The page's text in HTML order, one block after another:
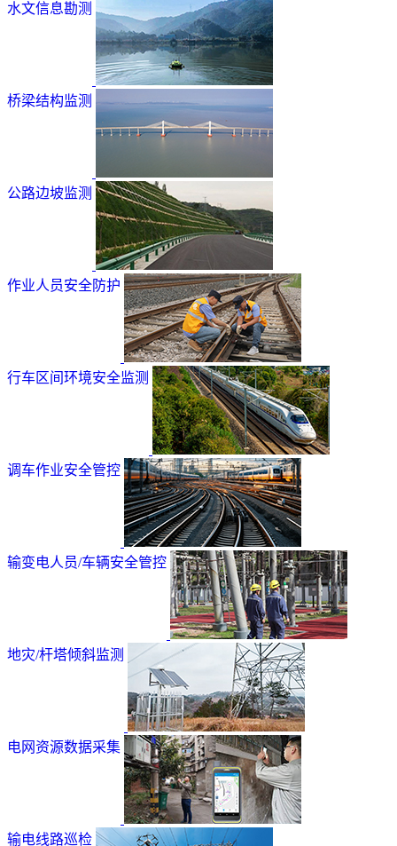
水文信息勘测
桥梁结构监测
公路边坡监测
作业人员安全防护
行车区间环境安全监测
调车作业安全管控
输变电人员/车辆安全管控
地灾/杆塔倾斜监测
电网资源数据采集
输电线路巡检